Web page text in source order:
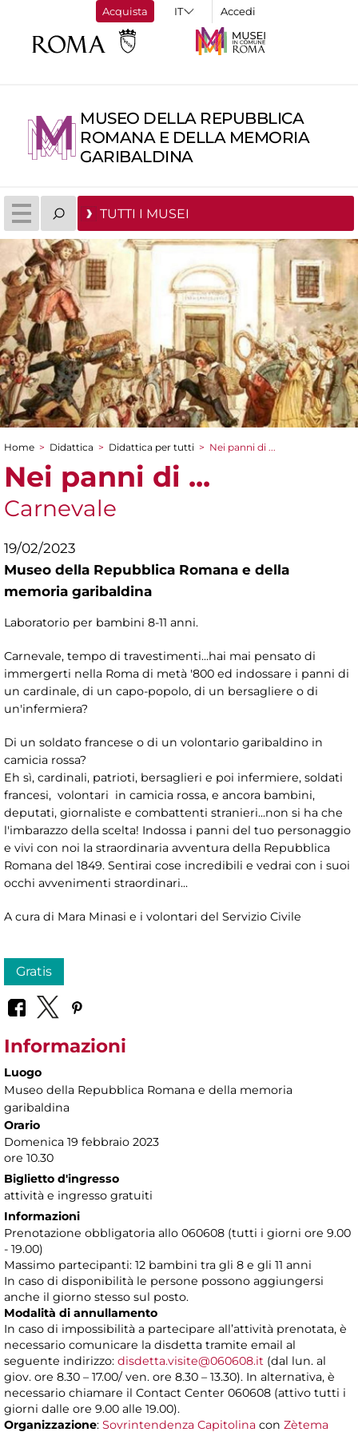
Acquista Accedi
MUSEO DELLA REPUBBLICA
ROMANA E DELLA MEMORIA
GARIBALDINA
TUTTI I MUSEI
Tu sei qui
Home > Didattica > Didattica per tutti > Nei panni di ...
Nei panni di ...
Carnevale
19/02/2023
Museo della Repubblica Romana e della
memoria garibaldina
Laboratorio per bambini 8-11 anni.
Carnevale, tempo di travestimenti...hai mai pensato di
immergerti nella Roma di metà '800 ed indossare i panni di
un cardinale, di un capo-popolo, di un bersagliere o di
un'infermiera?
Di un soldato francese o di un volontario garibaldino in
camicia rossa?
Eh sì, cardinali, patrioti, bersaglieri e poi infermiere, soldati
francesi, volontari in camicia rossa, e ancora bambini,
deputati, giornaliste e combattenti stranieri...non si ha che
l'imbarazzo della scelta! Indossa i panni del tuo personaggio
e vivi con noi la straordinaria avventura della Repubblica
Romana del 1849. Sentirai cose incredibili e vedrai con i suoi
occhi avvenimenti straordinari...
A cura di Mara Minasi e i volontari del Servizio Civile
Gratis
Informazioni
Luogo
Museo della Repubblica Romana e della memoria
garibaldina
Orario
Domenica 19 febbraio 2023
ore 10.30
Biglietto d'ingresso
attività e ingresso gratuiti
Informazioni
Prenotazione obbligatoria allo 060608 (tutti i giorni ore 9.00
- 19.00)
Massimo partecipanti: 12 bambini tra gli 8 e gli 11 anni
In caso di disponibilità le persone possono aggiungersi
anche il giorno stesso sul posto.
Modalità di annullamento
In caso di impossibilità a partecipare all’attività prenotata, è
necessario comunicare la disdetta tramite email al
seguente indirizzo: disdetta.visite@060608.it (dal lun. al
giov. ore 8.30 – 17.00/ ven. ore 8.30 – 13.30). In alternativa, è
necessario chiamare il Contact Center 060608 (attivo tutti i
giorni dalle ore 9.00 alle 19.00).
Organizzazione: Sovrintendenza Capitolina con Zètema